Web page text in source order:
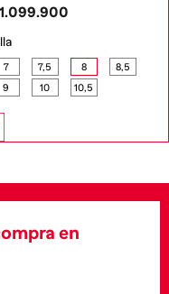
1.099.900
7 7,5 8
8,5
9
10 10,5
en